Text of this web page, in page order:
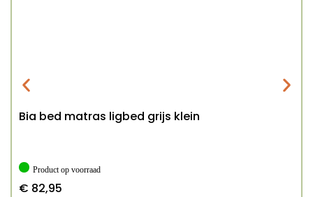
Bia bed matras ligbed grijs klein
Product op voorraad
€ 82,95